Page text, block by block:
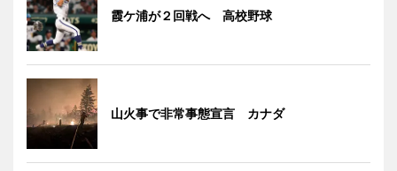
霞ケ浦が２回戦へ 高校野球
山火事で非常事態宣言 カナダ